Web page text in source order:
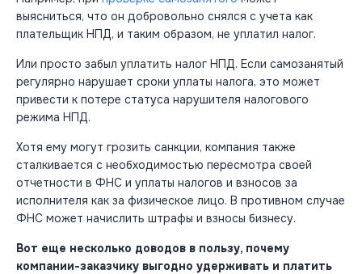
выясниться, что он добровольно снялся с учета как
плательщик НПД, и таким образом, не уплатил налог.
Или просто забыл уплатить налог НПД. Если самозанятый
регулярно нарушает сроки уплаты налога, это может
привести к потере статуса нарушителя налогового
режима НПД.
Хотя ему могут грозить санкции, компания также
сталкивается с необходимостью пересмотра своей
отчетности в ФНС и уплаты налогов и взносов за
исполнителя как за физическое лицо. В противном случае
ФНС может начислить штрафы и взносы бизнесу.
Вот еще несколько доводов в пользу, почему
компании-заказчику выгодно удерживать и платить